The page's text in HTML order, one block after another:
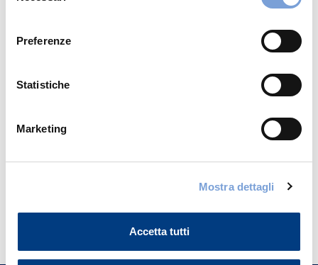
Preferenze
Statistiche
Marketing
Mostra dettagli
Accetta tutti
Hai bisogno di
informazioni?
Trova l'Agenzia più vicina a te e parla con